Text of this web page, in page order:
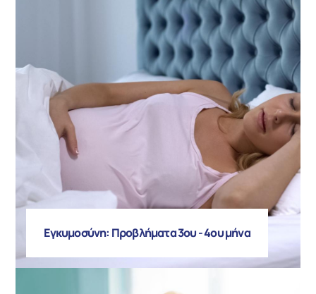
Εγκυμοσύνη: Προβλήματα 3ου - 4ου μήνα